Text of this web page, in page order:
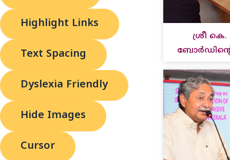
Highlight Links
Text Spacing
Dyslexia Friendly
Hide Images
Cursor
ശ്രീ